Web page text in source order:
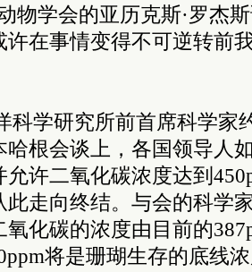
物学会的亚历克斯·罗杰
许在事情变得不可逆转前
科学研究所前首席科学家
哈根会谈上，各国领导人
许二氧化碳浓度达到
此走向终结。与会的科学
氧化碳的浓度由目前的
将是珊瑚生存的底线